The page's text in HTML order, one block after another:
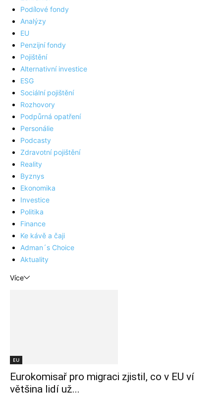
Podílové fondy
Analýzy
EU
Penzijní fondy
Pojištění
Alternativní investice
ESG
Sociální pojištění
Rozhovory
Podpůrná opatření
Personálie
Podcasty
Zdravotní pojištění
Reality
Byznys
Ekonomika
Investice
Politika
Finance
Ke kávě a čaji
Adman´s Choice
Aktuality
Více
EU
Eurokomisař pro migraci zjistil, co v EU ví
většina lidí už...